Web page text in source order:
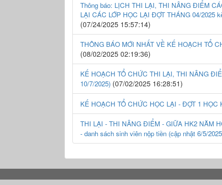
Thông báo: LỊCH THI LẠI, THI NÂNG ĐIỂM
LẠI CÁC LỚP HỌC LẠI ĐỢT THÁNG 04/2025
(07/24/2025 15:57:14)
THÔNG BÁO MỚI NHẤT VỀ KẾ HOẠCH TỔ
(08/02/2025 02:19:36)
KẾ HOẠCH TỔ CHỨC THI LẠI, THI NÂNG
10/7/2025) (07/02/2025 16:28:51)
KẾ HOẠCH TỔ CHỨC HỌC LẠI - ĐỢT 1 HỌC
THI LẠI - THI NÂNG ĐIỂM - GIỮA HK2 NĂM
- danh sách sinh viên nộp tiền (cập nhật 6/5/